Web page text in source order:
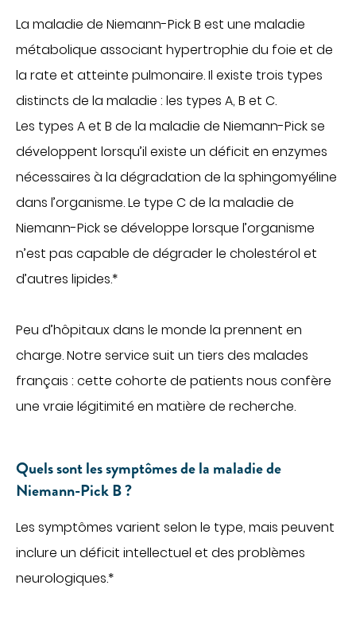
Chirurgie digestive
Chirurgie gynécologique et mammaire
Chirurgie orthopédique et traumatologique
Chirurgie urologique
OBSTÉTRIQUE
Maternité
Centre de fertilité
SOINS VITAUX
Anesthésie
Réanimation
PLATEAU TECHNIQUE
Imagerie médicale
Laboratoire
QUI SOMMES-NOUS
Notre organisation
Notre politique culturelle
Notre démarche qualité
La recherche clinique
RECRUTEMENT
La maladie de Niemann-Pick B est une maladie
métabolique associant hypertrophie du foie et de
la rate et atteinte pulmonaire. Il existe trois types
distincts de la maladie : les types A, B et C.
Les types A et B de la maladie de Niemann-Pick se
développent lorsqu’il existe un déficit en enzymes
nécessaires à la dégradation de la sphingomyéline
dans l’organisme. Le type C de la maladie de
Niemann-Pick se développe lorsque l’organisme
n’est pas capable de dégrader le cholestérol et
d’autres lipides.*
Peu d’hôpitaux dans le monde la prennent en
charge. Notre service suit un tiers des malades
français : cette cohorte de patients nous confère
une vraie légitimité en matière de recherche.
Quels sont les symptômes de la maladie de
Niemann-Pick B ?
Les symptômes varient selon le type, mais peuvent
inclure un déficit intellectuel et des problèmes
neurologiques.*